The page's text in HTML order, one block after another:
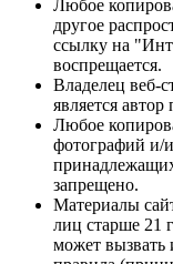
Любое
другое
ссылку на
воспрещается.
Владелец веб-
является
Любое
фотографий и/
запрещено.
Материалы
лиц старше 21
может вызвать